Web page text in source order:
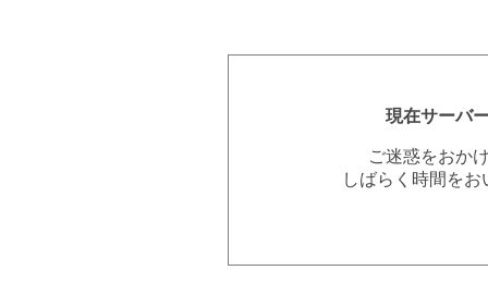
現在サーバ
ご迷惑をおか
しばらく時間を